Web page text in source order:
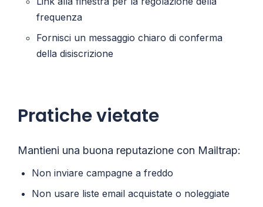
frequenza
Fornisci un messaggio chiaro di conferma
della disiscrizione
Pratiche vietate
Mantieni una buona reputazione con Mailtrap:
Non inviare campagne a freddo
Non usare liste email acquistate o noleggiate